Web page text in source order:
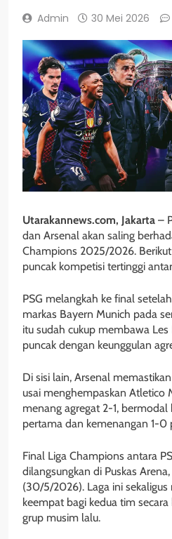
Admin 30 Mei 2026
Utarakannews.com, Jakarta –
dan Arsenal akan saling
Champions 2025/2026.
puncak kompetisi tertinggi
PSG melangkah ke final
markas Bayern Munich pada
itu sudah cukup membawa
puncak dengan keunggulan
Di sisi lain, Arsenal
usai menghempaskan Atletico
menang agregat 2-1, bermodal
pertama dan kemenangan 1-0
Final Liga Champions antara
dilangsungkan di Puskas
(30/5/2026). Laga ini
keempat bagi kedua tim
grup musim lalu.